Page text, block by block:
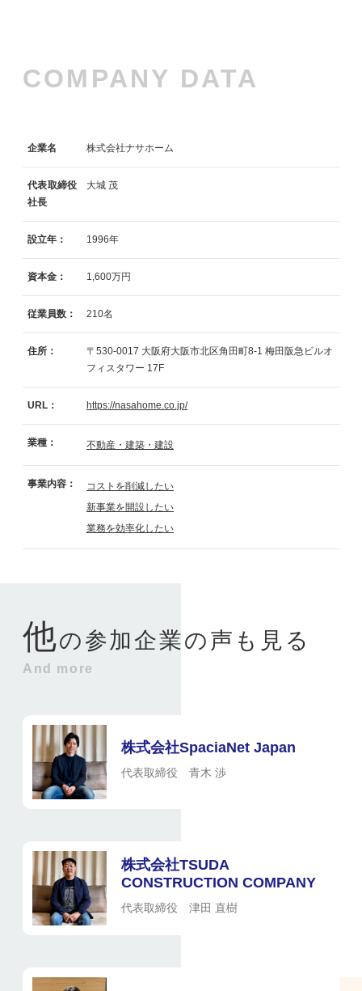
COMPANY DATA
企業名 株式会社ナサホーム
代表取締役
社長
大城 茂
設立年： 1996年
資本金： 1,600万円
従業員数： 210名
住所： 〒530-0017 大阪府大阪市北区角田町8-1 梅田阪急ビルオ
フィスタワー 17F
URL： https://nasahome.co.jp/
業種： 不動産・建築・建設
事業内容：
コストを削減したい
新事業を開設したい
業務を効率化したい
他の参加企業の声も見る
And more
株式会社SpaciaNet Japan
代表取締役 青木 渉
株式会社TSUDA
CONSTRUCTION COMPANY
代表取締役 津田 直樹